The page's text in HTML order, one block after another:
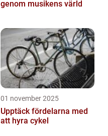
genom musikens värld
01 november 2025
Upptäck fördelarna med
att hyra cykel